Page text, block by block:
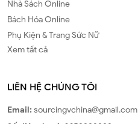
Nhà Sách Online
Bách Hóa Online
Phụ Kiện & Trang Sức Nữ
Xem tất cả
LIÊN HỆ CHÚNG TÔI
Email: sourcingvchina@gmail.com